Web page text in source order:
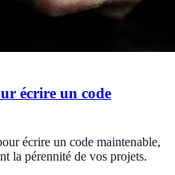
écrire un code
écrire un code maintenable,
la pérennité de vos projets.